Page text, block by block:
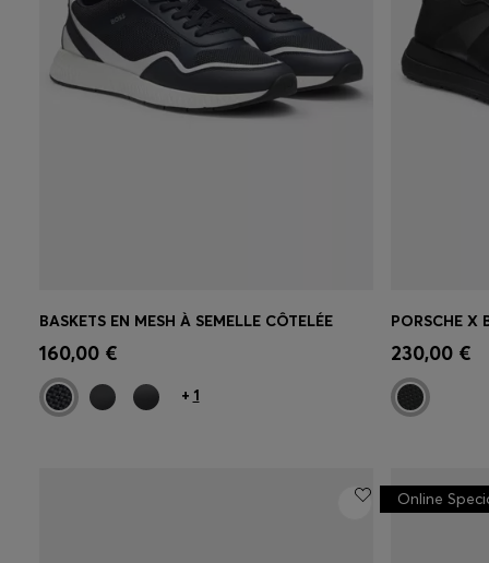
Achat rapide
taille)
BASKETS EN MESH À SEMELLE CÔTELÉE
160,00 €
+ 1
Achat
taille)
230,00 €
Online